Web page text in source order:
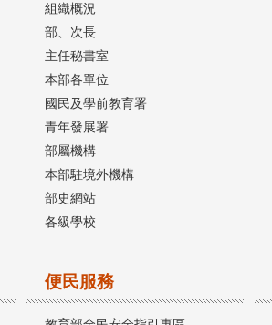
組織概況
部、次長
主任秘書室
本部各單位
國民及學前教育署
青年發展署
部屬機構
本部駐境外機構
部史網站
各級學校
便民服務